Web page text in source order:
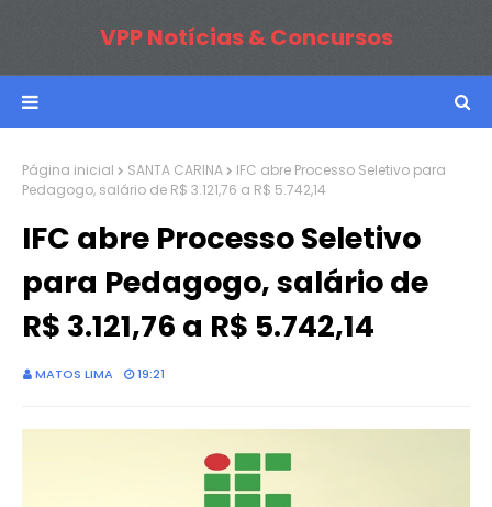
VPP Notícias & Concursos
Página inicial SANTA CARINA
IFC abre Processo Seletivo para
Pedagogo, salário de R$ 3.121,76 a R$ 5.742,14
IFC abre Processo Seletivo
para Pedagogo, salário de
R$ 3.121,76 a R$ 5.742,14
MATOS LIMA 19:21